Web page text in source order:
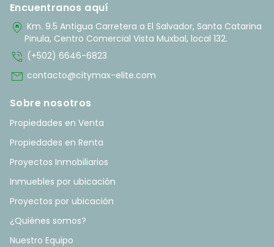
Encuentranos aquí
home_pin Km. 9.5 Antigua Carretera a El Salvador, Santa Catarina
Pinula, Centro Comercial Vista Muxbal, local 132.
phone_in_talk (+502) 6646-6823
mail contacto@citymax-elite.com
Sobre nosotros
Propiedades en Venta
Propiedades en Renta
Proyectos Inmobiliarios
Inmuebles por ubicación
Proyectos por ubicación
¿Quiénes somos?
Nuestro Equipo